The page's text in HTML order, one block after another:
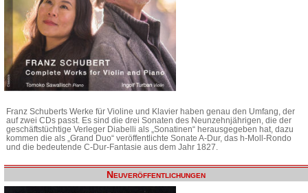
Franz Schuberts Werke für Violine und Klavier haben genau den Umfang, der
auf zwei CDs passt. Es sind die drei Sonaten des Neunzehnjährigen, die der
geschäftstüchtige Verleger Diabelli als „Sonatinen“ herausgegeben hat, dazu
kommen die als „Grand Duo“ veröffentlichte Sonate A-Dur, das h-Moll-Rondo
und die bedeutende C-Dur-Fantasie aus dem Jahr 1827.
Neuveröffentlichungen